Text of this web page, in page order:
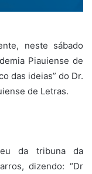
neste sábado
Piauiense de
das ideias” do Dr.
de Letras.
da tribuna da
dizendo: “Dr